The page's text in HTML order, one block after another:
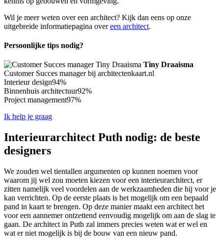
Wil je meer weten over een architect? Kijk dan eens op onze
uitgebreide informatiepagina overeen architect.
Persoonlijke tips nodig?
Tiny Draaisma
Customer Succes manager bij architectenkaart.nl
Interieur design94%
Binnenhuis architectuur92%
Project management97%
Ik help je graag
Interieurarchitect Puth nodig: de beste
designers
We zouden wel tientallen argumenten op kunnen noemen voor
waarom jij wel zou moeten kiezen voor een interieurarchitect, er
zitten namelijk veel voordelen aan de werkzaamheden die hij voor je
kan verrichten. Op de eerste plaats is het mogelijk om een bepaald
pand in kaart te brengen. Op deze manier maakt een architect het
voor een aannemer ontzettend eenvoudig mogelijk om aan de slag te
gaan. De architect in Puth zal immers precies weten wat er wel en
wat er niet mogelijk is bij de bouw van een nieuw pand.